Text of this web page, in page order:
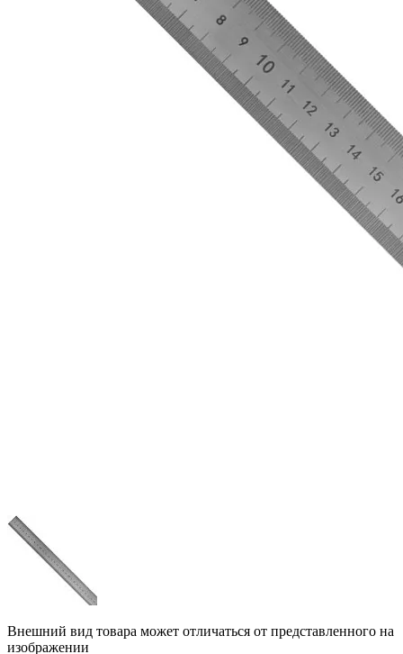
Внешний вид товара может отличаться от представленного на
изображении